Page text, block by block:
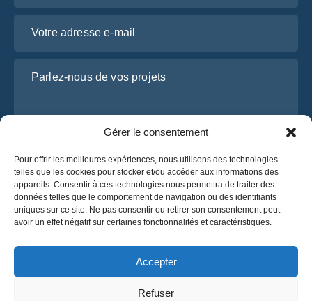
Gérer le consentement
Pour offrir les meilleures expériences, nous utilisons des technologies
telles que les cookies pour stocker et/ou accéder aux informations des
appareils. Consentir à ces technologies nous permettra de traiter des
données telles que le comportement de navigation ou des identifiants
uniques sur ce site. Ne pas consentir ou retirer son consentement peut
avoir un effet négatif sur certaines fonctionnalités et caractéristiques.
Accepter
Refuser
J’ai lu et j’accepte lapolitique de confidentialité
d’OsaBus.
Obtenez un devis
Obtenez un devis